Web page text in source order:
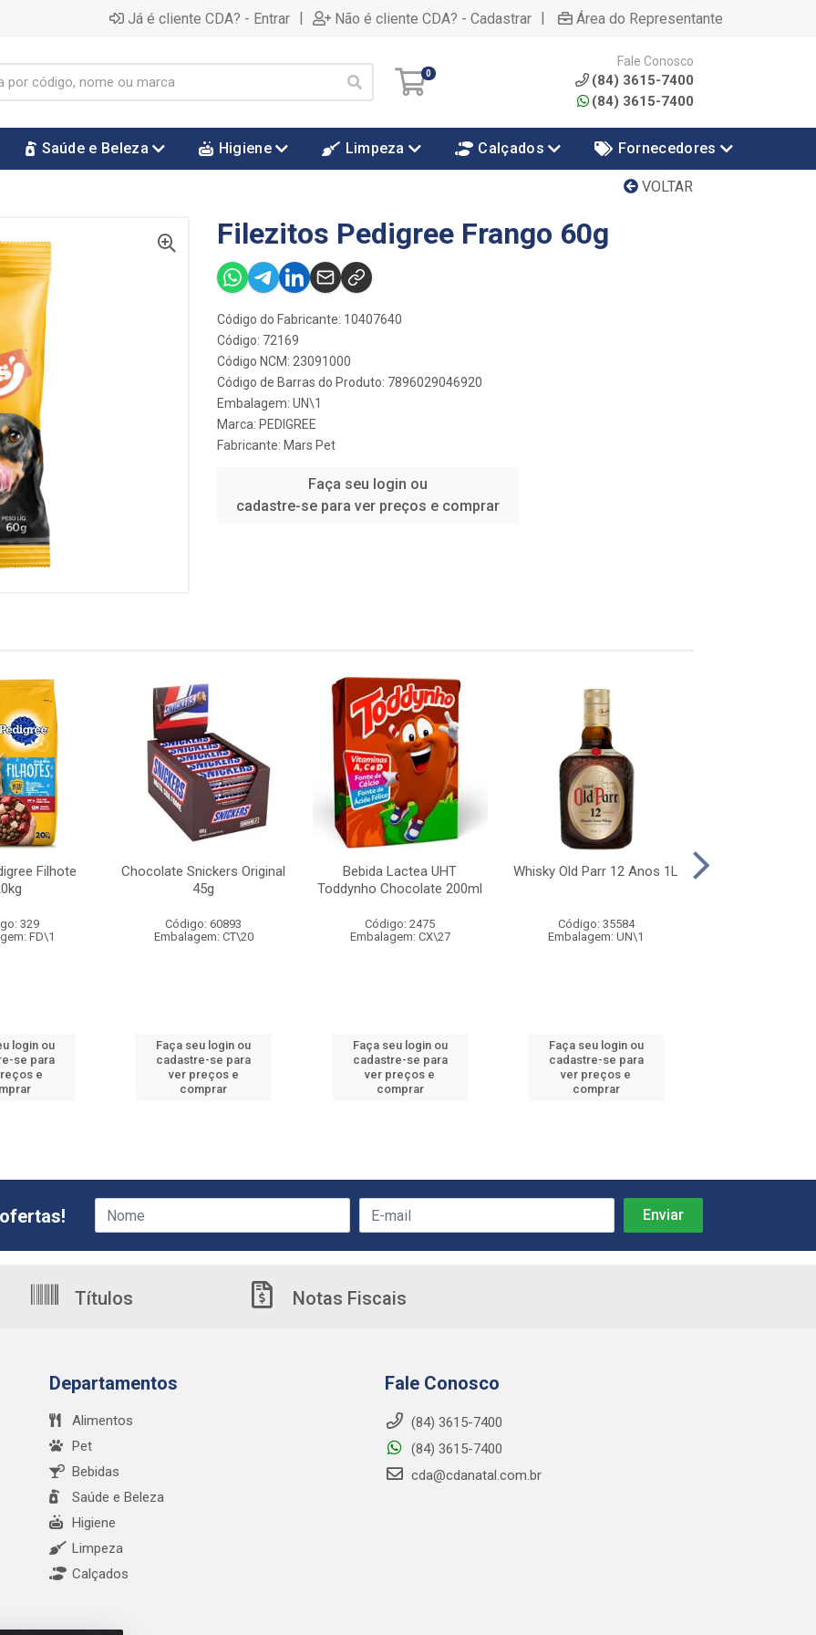
Já é cliente CDA? - Entrar | Não é cliente CDA? - Cadastrar | Área do Representante
0
Fale Conosco
(84) 3615-7400
(84) 3615-7400
Saúde e Beleza Higiene Limpeza Calçados Fornecedores
VOLTAR
Filezitos Pedigree Frango 60g
Código do Fabricante: 10407640
Código: 72169
Código NCM: 23091000
Código de Barras do Produto: 7896029046920
Embalagem: UN\1
Marca: PEDIGREE
Fabricante: Mars Pet
Faça seu login ou
cadastre-se para ver preços e comprar
Filhote
329
FD\1
login ou
se para
e
Chocolate Snickers Original
45g
Código: 60893
Embalagem: CT\20
Faça seu login ou
cadastre-se para
ver preços e
comprar
Bebida Lactea UHT
Toddynho Chocolate 200ml
Código: 2475
Embalagem: CX\27
Faça seu login ou
cadastre-se para
ver preços e
comprar
Whisky Old Parr 12 Anos 1L
Código: 35584
Embalagem: UN\1
Faça seu login ou
cadastre-se para
ver preços e
comprar
Títulos Notas Fiscais
Departamentos
Alimentos
Pet
Bebidas
Saúde e Beleza
Higiene
Limpeza
Calçados
Fale Conosco
(84) 3615-7400
(84) 3615-7400
cda@cdanatal.com.br